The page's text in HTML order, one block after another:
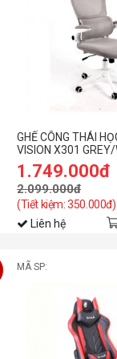
GHẾ CÔNG THÁI
VISION X301
1.749.000đ
2.099.000đ
(Tiết kiệm: 350.000đ)
Liên hệ
MÃ SP: